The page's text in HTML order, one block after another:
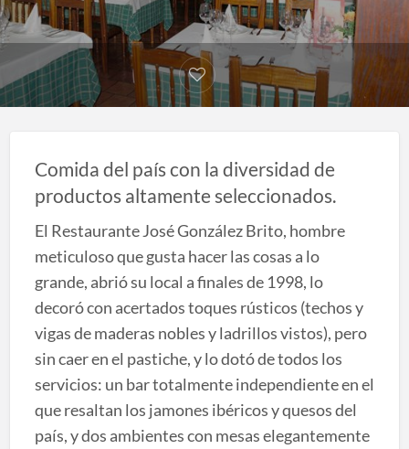
Comida del país con la diversidad de
productos altamente seleccionados.
El Restaurante José González Brito, hombre
meticuloso que gusta hacer las cosas a lo
grande, abrió su local a finales de 1998, lo
decoró con acertados toques rústicos (techos y
vigas de maderas nobles y ladrillos vistos), pero
sin caer en el pastiche, y lo dotó de todos los
servicios: un bar totalmente independiente en el
que resaltan los jamones ibéricos y quesos del
país, y dos ambientes con mesas elegantemente